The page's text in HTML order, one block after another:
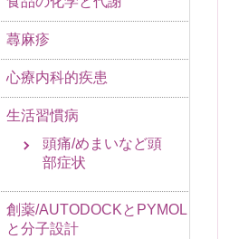
蕁麻疹
心療内科的疾患
生活習慣病
頭痛/めまいなど頭
部症状
創薬/AUTODOCKとPYMOL
と分子設計